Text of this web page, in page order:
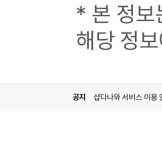
* 본 정보
해당 정
공지 샵다나와 서비스 이용